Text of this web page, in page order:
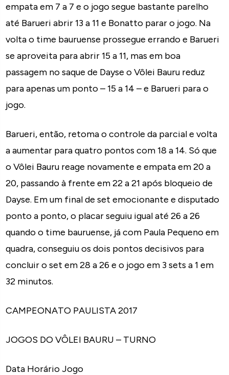
empata em 7 a 7 e o jogo segue bastante parelho
até Barueri abrir 13 a 11 e Bonatto parar o jogo. Na
volta o time bauruense prossegue errando e Barueri
se aproveita para abrir 15 a 11, mas em boa
passagem no saque de Dayse o Vôlei Bauru reduz
para apenas um ponto – 15 a 14 – e Barueri para o
jogo.
Barueri, então, retoma o controle da parcial e volta
a aumentar para quatro pontos com 18 a 14. Só que
o Vôlei Bauru reage novamente e empata em 20 a
20, passando à frente em 22 a 21 após bloqueio de
Dayse. Em um final de set emocionante e disputado
ponto a ponto, o placar seguiu igual até 26 a 26
quando o time bauruense, já com Paula Pequeno em
quadra, conseguiu os dois pontos decisivos para
concluir o set em 28 a 26 e o jogo em 3 sets a 1 em
32 minutos.
CAMPEONATO PAULISTA 2017
JOGOS DO VÔLEI BAURU – TURNO
Data Horário Jogo